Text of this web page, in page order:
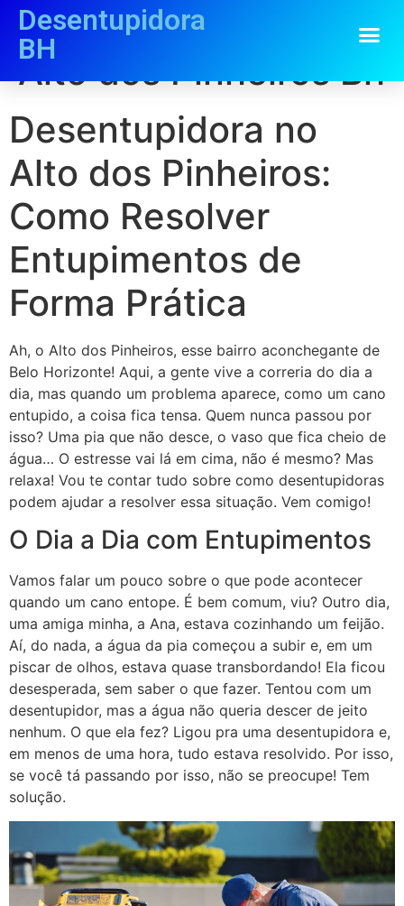
Desentupidora
BH
Desentupidora no
Alto dos Pinheiros Bh
Desentupidora no
Alto dos Pinheiros:
Como Resolver
Entupimentos de
Forma Prática
Ah, o Alto dos Pinheiros, esse bairro aconchegante de
Belo Horizonte! Aqui, a gente vive a correria do dia a
dia, mas quando um problema aparece, como um cano
entupido, a coisa fica tensa. Quem nunca passou por
isso? Uma pia que não desce, o vaso que fica cheio de
água… O estresse vai lá em cima, não é mesmo? Mas
relaxa! Vou te contar tudo sobre como desentupidoras
podem ajudar a resolver essa situação. Vem comigo!
O Dia a Dia com Entupimentos
Vamos falar um pouco sobre o que pode acontecer
quando um cano entope. É bem comum, viu? Outro dia,
uma amiga minha, a Ana, estava cozinhando um feijão.
Aí, do nada, a água da pia começou a subir e, em um
piscar de olhos, estava quase transbordando! Ela ficou
desesperada, sem saber o que fazer. Tentou com um
desentupidor, mas a água não queria descer de jeito
nenhum. O que ela fez? Ligou pra uma desentupidora e,
em menos de uma hora, tudo estava resolvido. Por isso,
se você tá passando por isso, não se preocupe! Tem
solução.